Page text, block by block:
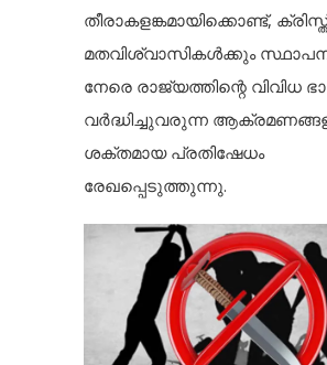
തീരാകളങ്കമായിക്കൊണ്ട്,
മതവിശ്വാസികൾക്കും
നേരെ രാജ്യത്തിന്റെ വിവിധ
വർദ്ധിച്ചുവരുന്ന
ശക്തമായ പ്രതിഷേധം
രേഖപ്പെടുത്തുന്നു.